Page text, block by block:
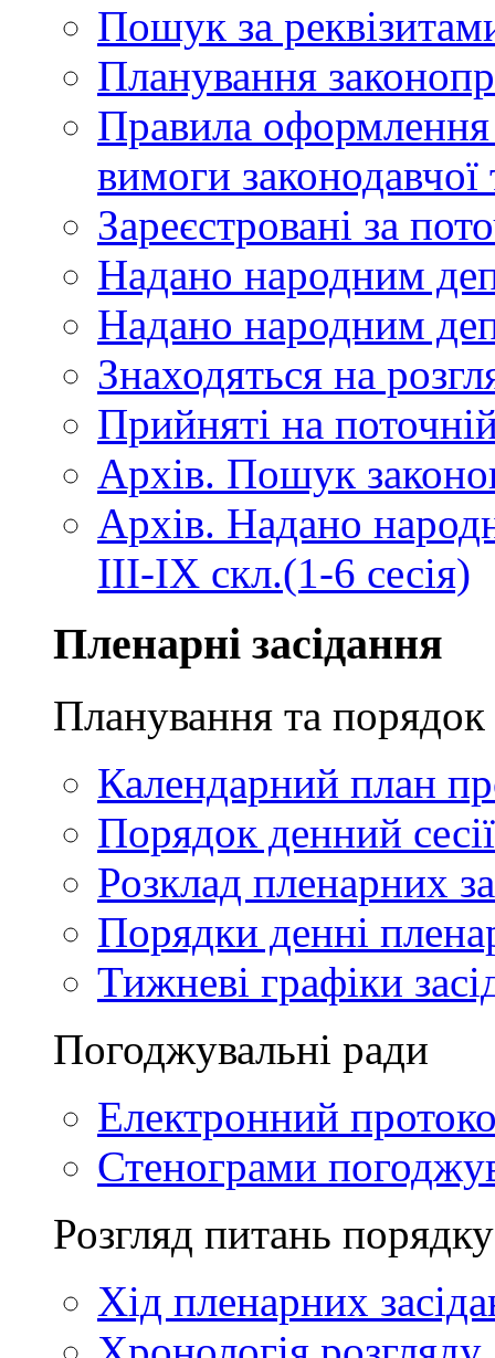
Пошук за
Планування
Правила оформлення
вимоги законодавчої
Зареєстровані за
Надано народним
Надано народним
Знаходяться на
Прийняті на поточній
Архів. Пошук
Архів. Надано
III-IX скл.(1-6 сесія)
Пленарні засідання
Планування та порядок
Календарний план
Порядок денний сесії
Розклад пленарних
Порядки денні
Тижневі графіки
Погоджувальні ради
Електронний
Стенограми
Розгляд питань
Хід пленарних